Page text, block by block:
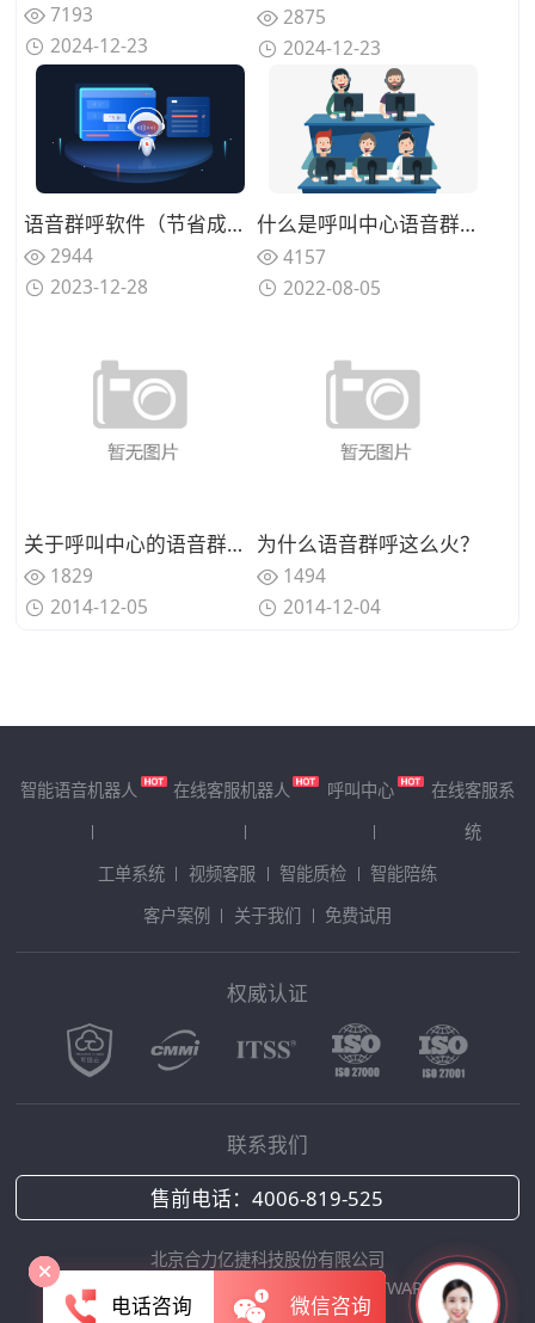
7193
2024-12-23
2875
2024-12-23
语音群呼软件（节省成本快速呼叫）
2944
2023-12-28
什么是呼叫中心语音群呼（语音群呼系统软件介绍）
4157
2022-08-05
关于呼叫中心的语音群呼功能的几个疑问解答
1829
2014-12-05
为什么语音群呼这么火？
1494
2014-12-04
智能语音机器人 在线客服机器人 呼叫中心
在线客服系
统
工单系统
视频客服 智能质检
智能陪练
客户案例
关于我们 免费试用
权威认证
联系我们
售前电话：4006-819-525
北京合力亿捷科技股份有限公司
Copyright © 2025 HOLLYCRM SOFTWARE
京ICP备12042422号-1
电话咨询 微信咨询